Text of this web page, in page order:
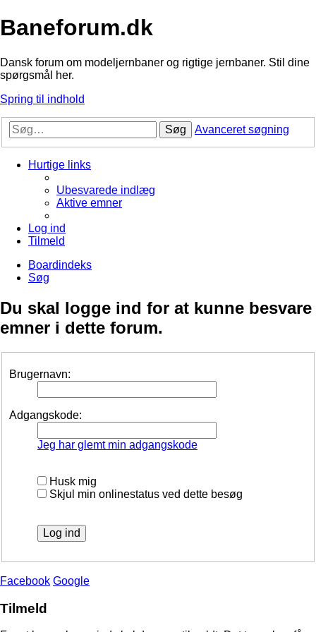
Baneforum.dk
Dansk forum om modeljernbaner og rigtige jernbaner. Stil dine
spørgsmål her.
Spring til indhold
Søg Avanceret søgning
Hurtige links
Ubesvarede indlæg
Aktive emner
Log ind
Tilmeld
Boardindeks
Søg
Du skal logge ind for at kunne besvare
emner i dette forum.
Brugernavn:
Adgangskode:
Jeg har glemt min adgangskode
Husk mig
Skjul min onlinestatus ved dette besøg
Facebook Google
Tilmeld